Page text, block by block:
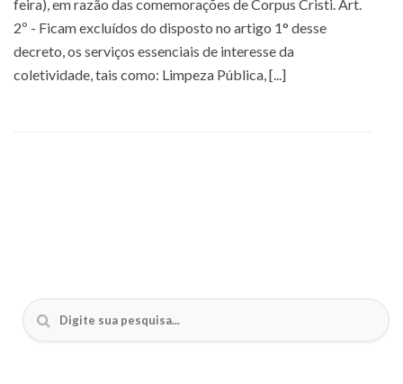
feira), em razão das comemorações de Corpus Cristi. Art.
2º - Ficam excluídos do disposto no artigo 1° desse
decreto, os serviços essenciais de interesse da
coletividade, tais como: Limpeza Pública, [...]